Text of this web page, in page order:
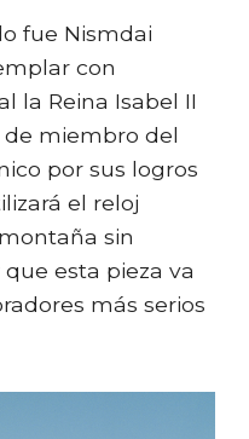
fue Nismdai
con
la Reina Isabel II
miembro del
por sus logros
el reloj
sin
esta pieza va
más serios